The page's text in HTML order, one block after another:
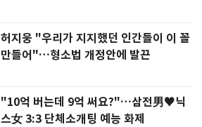
허지웅 "우리가 지지했던 인간들이 이 꼴
만들어"…형소법 개정안에 발끈
"10억 버는데 9억 써요?"…삼전男♥닉
스女 3:3 단체소개팅 예능 화제